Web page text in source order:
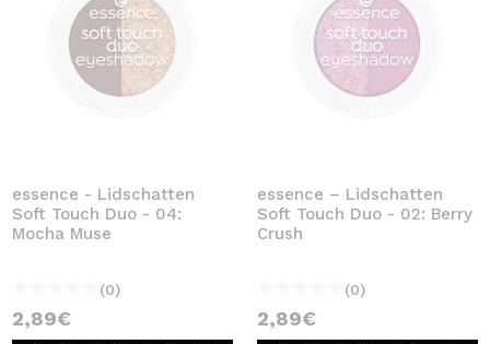
essence - Lidschatten
Soft Touch Duo - 04:
Mocha Muse
(0)
2,89€
essence – Lidschatten
Soft Touch Duo - 02: Berry
Crush
(0)
2,89€